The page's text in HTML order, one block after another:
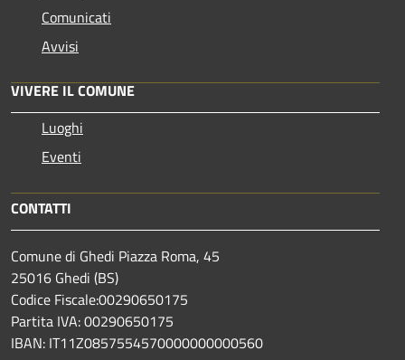
Comunicati
Avvisi
VIVERE IL COMUNE
Luoghi
Eventi
CONTATTI
Comune di Ghedi Piazza Roma, 45
25016 Ghedi (BS)
Codice Fiscale:00290650175
Partita IVA: 00290650175
IBAN: IT11Z0857554570000000000560